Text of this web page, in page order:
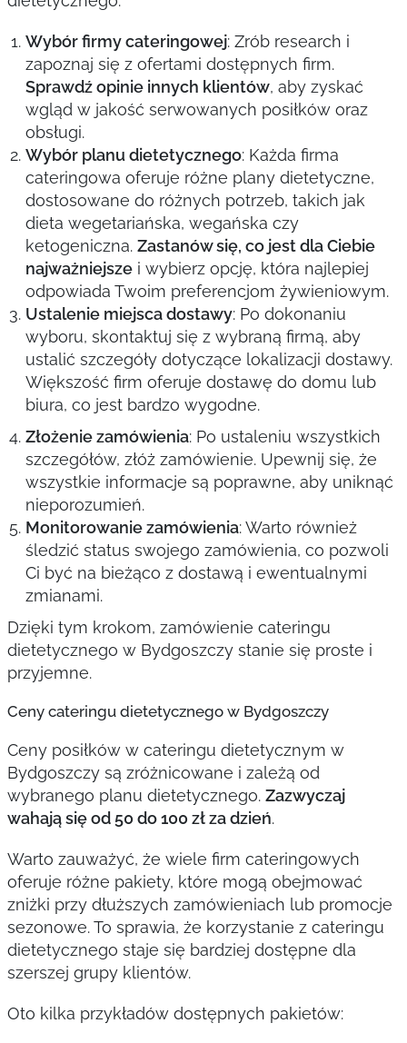
Wybór firmy cateringowej: Zrób research i
zapoznaj się z ofertami dostępnych firm.
Sprawdź opinie innych klientów, aby zyskać
wgląd w jakość serwowanych posiłków oraz
obsługi.
Wybór planu dietetycznego: Każda firma
cateringowa oferuje różne plany dietetyczne,
dostosowane do różnych potrzeb, takich jak
dieta wegetariańska, wegańska czy
ketogeniczna. Zastanów się, co jest dla Ciebie
najważniejszei wybierz opcję, która najlepiej
odpowiada Twoim preferencjom żywieniowym.
Ustalenie miejsca dostawy: Po dokonaniu
wyboru, skontaktuj się z wybraną firmą, aby
ustalić szczegóły dotyczące lokalizacji dostawy.
Większość firm oferuje dostawę do domu lub
biura, co jest bardzo wygodne.
Złożenie zamówienia: Po ustaleniu wszystkich
szczegółów, złóż zamówienie. Upewnij się, że
wszystkie informacje są poprawne, aby uniknąć
nieporozumień.
Monitorowanie zamówienia: Warto również
śledzić status swojego zamówienia, co pozwoli
Ci być na bieżąco z dostawą i ewentualnymi
zmianami.
Dzięki tym krokom, zamówienie cateringu
dietetycznego w Bydgoszczy stanie się proste i
przyjemne.
Ceny cateringu dietetycznego w Bydgoszczy
Ceny posiłków w cateringu dietetycznym w
Bydgoszczy są zróżnicowane i zależą od
wybranego planu dietetycznego. Zazwyczaj
wahają się od 50 do 100 zł za dzień.
Warto zauważyć, że wiele firm cateringowych
oferuje różne pakiety, które mogą obejmować
zniżki przy dłuższych zamówieniach lub promocje
sezonowe. To sprawia, że korzystanie z cateringu
dietetycznego staje się bardziej dostępne dla
szerszej grupy klientów.
Oto kilka przykładów dostępnych pakietów: